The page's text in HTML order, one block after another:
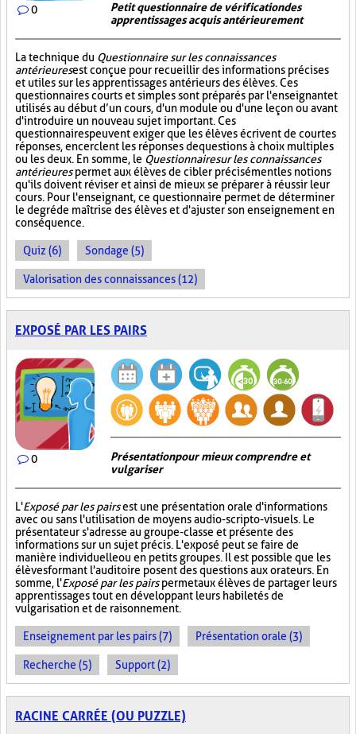
0
Petit questionnaire de vérification des
apprentissages acquis antérieurement
La technique du Questionnaire sur les connaissances
antérieuresest conçue pour recueillir des informations précises
et utiles sur les apprentissages antérieurs des élèves. Ces
questionnaires courts et simples sont préparés par l'enseignant et
utilisés au début d’un cours, d'un module ou d'une leçon ou avant
d'introduire un nouveau sujet important. Ces
questionnaires peuvent exiger que les élèves écrivent de courtes
réponses, encerclent les réponses de questions à choix multiples
ou les deux. En somme, le Questionnaire sur les connaissances
antérieurespermet aux élèves de cibler précisément les notions
qu'ils doivent réviser et ainsi de mieux se préparer à réussir leur
cours. Pour l'enseignant, ce questionnaire permet de déterminer
le degré de maîtrise des élèves et d'ajuster son enseignement en
conséquence.
Quiz (6) Sondage (5)
Valorisation des connaissances (12)
EXPOSÉ PAR LES PAIRS
0
Présentation pour mieux comprendre et
vulgariser
L'Exposé par les pairsest une présentation orale d'informations
avec ou sans l'utilisation de moyens audio-scripto-visuels. Le
présentateur s'adresse au groupe-classe et présente des
informations sur un sujet précis. L'exposé peut se faire de
manière individuelle ou en petits groupes. Il est possible que les
élèves formant l'auditoire posent des questions aux orateurs. En
somme, l'Exposé par les pairspermet aux élèves de partager leurs
apprentissages tout en développant leurs habiletés de
vulgarisation et de raisonnement.
Enseignement par les pairs (7) Présentation orale (3)
Recherche (5) Support (2)
RACINE CARRÉE (OU PUZZLE)